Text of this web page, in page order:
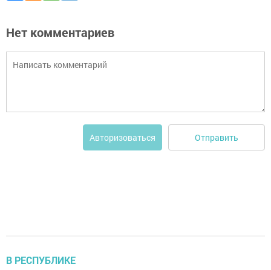
Нет комментариев
Авторизоваться Отправить
В РЕСПУБЛИКЕ